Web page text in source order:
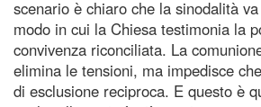
scenario è chiaro che la sinodalità
modo in cui la Chiesa testimonia la
convivenza riconciliata. La
elimina le tensioni, ma impedisce
di esclusione reciproca. E questo è